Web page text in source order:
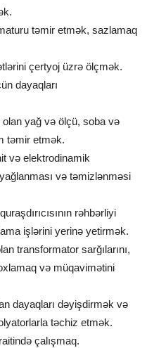
təmir etmək, sazlamaq
çertyoj üzrə ölçmək.
dayaqları
yağ və ölçü, soba və
təmir etmək.
və elektrodinamik
və təmizlənməsi
rəhbərliyi
işlərini yerinə yetirmək.
transformator sarğılarını,
və müqavimətini
dayaqları dəyişdirmək və
təchiz etmək.
çalışmaq.